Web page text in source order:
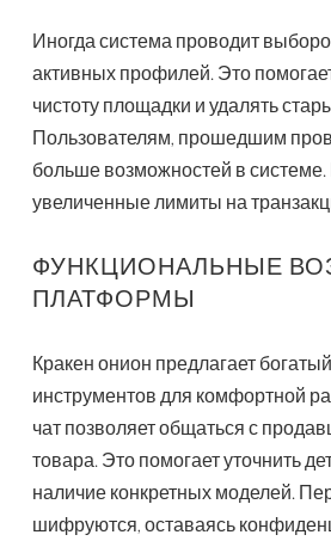
Иногда система проводит
активных профилей. Это
чистоту площадки и удалять
Пользователям, прошедшим
больше возможностей в
увеличенные лимиты на
ФУНКЦИОНАЛЬНЫЕ
ПЛАТФОРМЫ
Кракен онион предлагает
инструментов для комфортной
чат позволяет общаться с
товара. Это помогает уточнить
наличие конкретных моделей.
шифруются, оставаясь